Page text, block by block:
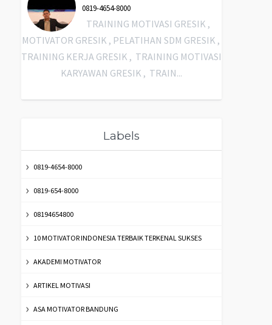
0819-4654-8000
TRAINING MOTIVASI GRESIK ,
MOTIVATOR GRESIK , PELATIHAN SDM GRESIK ,
TRAINING KERJA GRESIK , TRAINING MOTIVASI
KARYAWAN GRESIK , TRAIN...
Labels
0819-4654-8000
0819-654-8000
08194654800
10 MOTIVATOR INDONESIA TERBAIK TERKENAL SUKSES
AKADEMI MOTIVATOR
ARTIKEL MOTIVASI
ASA MOTIVATOR BANDUNG